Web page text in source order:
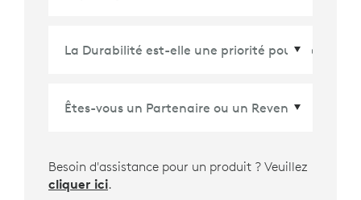
Pays/Région*
Besoin d'assistance pour un produit ? Veuillez
cliquer ici.